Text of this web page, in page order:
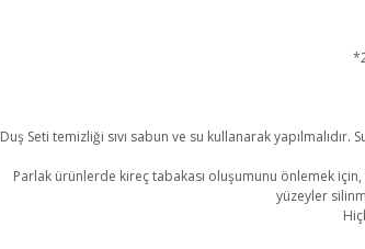
Duş Seti temizliği sıvı sabun ve su kullanarak
Parlak ürünlerde kireç tabakası oluşumunu önlemek
yüzeyler